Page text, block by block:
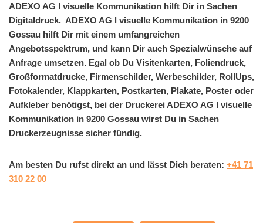
ADEXO AG l visuelle Kommunikation hilft Dir in Sachen
Digitaldruck. ADEXO AG l visuelle Kommunikation in 9200
Gossau hilft Dir mit einem umfangreichen
Angebotsspektrum, und kann Dir auch Spezialwünsche auf
Anfrage umsetzen. Egal ob Du Visitenkarten, Foliendruck,
Großformatdrucke, Firmenschilder, Werbeschilder, RollUps,
Fotokalender, Klappkarten, Postkarten, Plakate, Poster oder
Aufkleber benötigst, bei der Druckerei ADEXO AG l visuelle
Kommunikation in 9200 Gossau wirst Du in Sachen
Druckerzeugnisse sicher fündig.
Am besten Du rufst direkt an und lässt Dich beraten: +41 71
310 22 00